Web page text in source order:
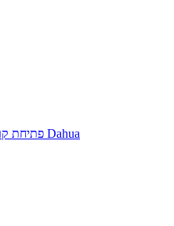
פתיחת קריאת שירות מצלמות אבטחה Dahua